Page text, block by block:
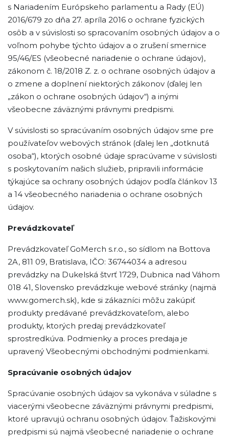
s Nariadením Európskeho parlamentu a Rady (EÚ)
2016/679 zo dňa 27. apríla 2016 o ochrane fyzických
osôb a v súvislosti so spracovaním osobných údajov a o
voľnom pohybe týchto údajov a o zrušení smernice
95/46/ES (všeobecné nariadenie o ochrane údajov),
zákonom č. 18/2018 Z. z. o ochrane osobných údajov a
o zmene a doplnení niektorých zákonov (ďalej len
„zákon o ochrane osobných údajov“) a inými
všeobecne záväznými právnymi predpismi.
V súvislosti so spracúvaním osobných údajov sme pre
používateľov webových stránok (ďalej len „dotknutá
osoba“), ktorých osobné údaje spracúvame v súvislosti
s poskytovaním našich služieb, pripravili informácie
týkajúce sa ochrany osobných údajov podľa článkov 13
a 14 všeobecného nariadenia o ochrane osobných
údajov.
Prevádzkovateľ
Prevádzkovateľ GoMerch s.r.o., so sídlom na Bottova
2A, 811 09, Bratislava, IČO: 36744034 a adresou
prevádzky na Dukelská štvrť 1729, Dubnica nad Váhom
018 41, Slovensko prevádzkuje webové stránky (najmä
www.gomerch.sk), kde si zákazníci môžu zakúpiť
produkty predávané prevádzkovateľom, alebo
produkty, ktorých predaj prevádzkovateľ
sprostredkúva. Podmienky a proces predaja je
upravený Všeobecnými obchodnými podmienkami.
Spracúvanie osobných údajov
Spracúvanie osobných údajov sa vykonáva v súladne s
viacerými všeobecne záväznými právnymi predpismi,
ktoré upravujú ochranu osobných údajov. Ťažiskovými
predpismi sú najmä všeobecné nariadenie o ochrane